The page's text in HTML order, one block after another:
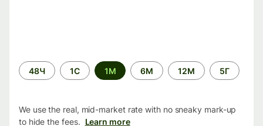
Time
period
48Ч 1С 1М 6М 12М 5Г
We use the real, mid-market rate with no sneaky mark-up
to hide the fees. Learn more